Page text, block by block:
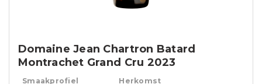
Domaine Jean Chartron Batard
Montrachet Grand Cru 2023
Smaakprofiel Herkomst